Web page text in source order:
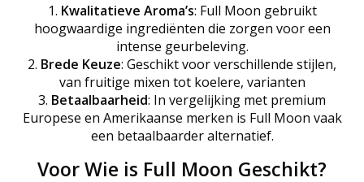
Kwalitatieve Aroma’s: Full Moon gebruikt
hoogwaardige ingrediënten die zorgen voor een
intense geurbeleving.
Brede Keuze: Geschikt voor verschillende stijlen,
van fruitige mixen tot koelere, varianten
Betaalbaarheid: In vergelijking met premium
Europese en Amerikaanse merken is Full Moon vaak
een betaalbaarder alternatief.
Voor Wie is Full Moon Geschikt?